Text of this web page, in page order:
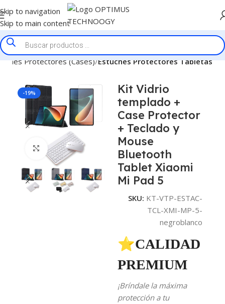
Skip to navigation
Skip to main content
Protectores (Cases) Estuches Protectores Tabletas
-19%
Click to enlarge
Kit Vidrio
templado +
Case Protector
+ Teclado y
Mouse
Bluetooth
Tablet Xiaomi
Mi Pad 5
SKU: KT-VTP-ESTAC-
TCL-XMI-MP-5-
negroblanco
⭐CALIDAD
PREMIUM
¡Bríndale la máxima
protección a tu